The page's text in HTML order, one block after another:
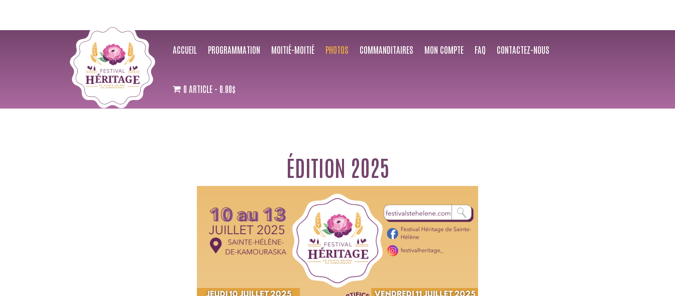
ACCUEIL PROGRAMMATION MOITIÉ-MOITIÉ PHOTOS COMMANDITAIRES MON COMPTE FAQ CONTACTEZ-NOUS
0 ARTICLE 0.00$
ÉDITION 2025